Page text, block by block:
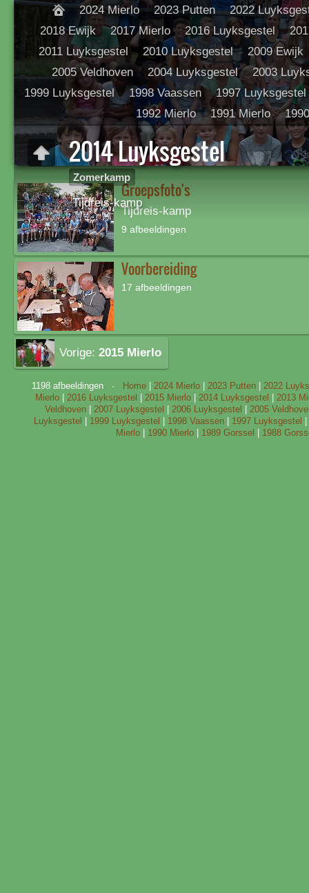
2024 Mierlo 2023 Putten
2022
2018 Ewijk
2017 Mierlo 2016 Luyksgestel
2011 Luyksgestel
2010 Luyksgestel
2009 Ewijk
2005 Veldhoven
2004 Luyksgestel
2003
1999 Luyksgestel
1998 Vaassen
1997 Luyksgestel
1992 Mierlo
1991 Mierlo
2014 Luyksgestel
Zomerkamp
Tijdreis-kamp
Groepsfoto's
Tijdreis-kamp
9 afbeeldingen
Voorbereiding
17 afbeeldingen
Vorige: 2015 Mierlo
1198 afbeeldingen · Home 2024 Mierlo 2023 Putten
2022
Mierlo
2016 Luyksgestel 2015 Mierlo 2014 Luyksgestel
2013
Veldhoven
2007 Luyksgestel 2006 Luyksgestel
2005
Luyksgestel
1999 Luyksgestel 1998 Vaassen 1997 Luyksgestel
Mierlo
1990 Mierlo 1989 Gorssel 1988